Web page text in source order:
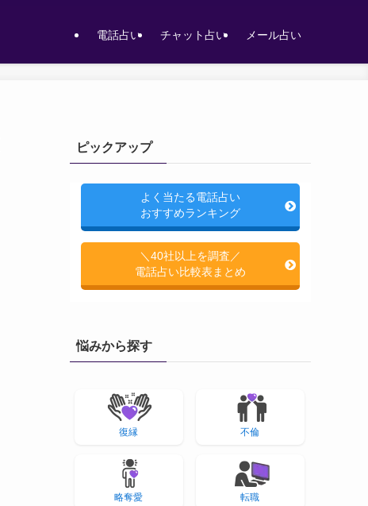
電話占い チャット占い メール占い
ピックアップ
よく当たる電話占い
おすすめランキング
＼40社以上を調査／
電話占い比較表まとめ
悩みから探す
復縁 不倫
略奪愛 転職